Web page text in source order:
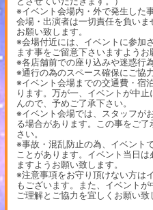
※イベント会場内・外で発生した
会場・出演者は一切責任を負い
お願い致します。
※会場付近には、イベントに参加
ます事をご留意下さいますようお
※各店舗前での座り込みや迷惑行
※通行の為のスペース確保にご協力
※イベント会場までの交通費・宿
ります。万が一、イベントが中
んので、予めご了承下さい。
※イベント会場では、スタッフが
る場合があります。この事をご
さい。
※事故・混乱防止の為、イベント
ことがあります。イベント当日
ますようお願い致します。
※注意事項をお守り頂けない方は
もございます。また、イベントが
ご理解とご協力を宜しくお願い致